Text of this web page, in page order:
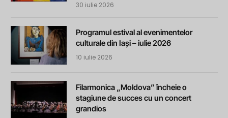
30 iulie 2026
Programul estival al evenimentelor
culturale din Iași – iulie 2026
10 iulie 2026
Filarmonica „Moldova” încheie o
stagiune de succes cu un concert
grandios